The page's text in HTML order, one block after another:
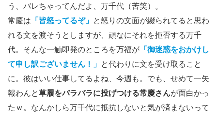
う、バレちゃってんだよ、万千代（苦笑）。
常慶は 「皆怒ってるぞ」 と怒りの文面が綴られてると思わ
れる文を渡そうとしますが、頑なにそれを拒否する万千
代。そんな一触即発のところを万福が 「御迷惑をおかけし
て申し訳ございません！」 と代わりに文を受け取ること
に。彼はいい仕事してるよね、今週も。でも、せめて一矢
報わんと草履をバラバラに投げつける常慶さんが面白かっ
たｗ。なんかしら万千代に抵抗しないと気が済まないって